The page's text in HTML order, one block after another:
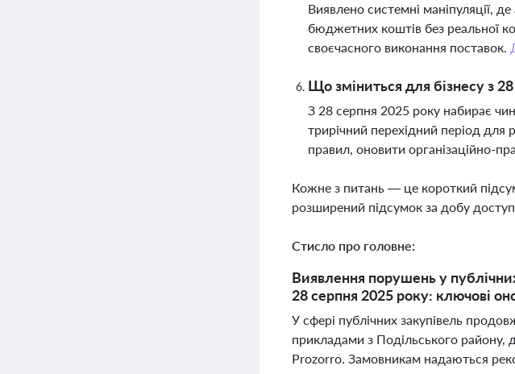
Виявлено системні маніпуляції,
бюджетних коштів без реальної
своєчасного виконання поставок.
Що зміниться для бізнесу з
З 28 серпня 2025 року набирає
трирічний перехідний період для
правил, оновити організаційно-
Кожне з питань — це короткий
розширений підсумок за добу
Стисло про головне:
Виявлення порушень у
28 серпня 2025 року: ключові
У сфері публічних закупівель
прикладами з Подільського району,
Prozorro. Замовникам надаються